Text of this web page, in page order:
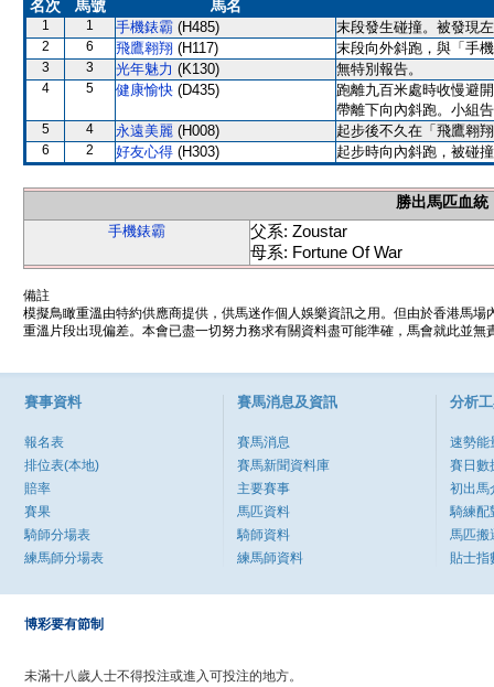
名次
馬號 馬名
1 1 手機錶霸 (H485) 末段發生碰撞。被發現
2 6 飛鷹翱翔 (H117) 末段向外斜跑，與「手
3 3 光年魅力 (K130) 無特別報告。
4 5 健康愉快 (D435)
跑離九百米處時收慢避
帶離下向內斜跑。小組
5 4 永遠美麗 (H008) 起步後不久在「飛鷹翱
6 2 好友心得 (H303) 起步時向內斜跑，被碰
勝出馬匹血統
手機錶霸
父系: Zoustar
母系: Fortune Of War
備註
模擬鳥瞰重溫由特約供應商提供，供馬迷作個人娛樂資訊之用。但由於香港馬
重溫片段出現偏差。本會已盡一切努力務求有關資料盡可能準確，馬會就此並
賽事資料
報名表
排位表(本地)
賠率
賽果
騎師分場表
練馬師分場表
賽馬消息及資訊
賽馬消息
賽馬新聞資料庫
主要賽事
馬匹資料
騎師資料
練馬師資料
分析
速勢能
賽日數
初出馬
騎練配
馬匹搬
貼士指
博彩要有節制
未滿十八歲人士不得投注或進入可投注的地方。